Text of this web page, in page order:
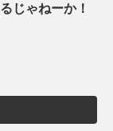
じゃねーか！